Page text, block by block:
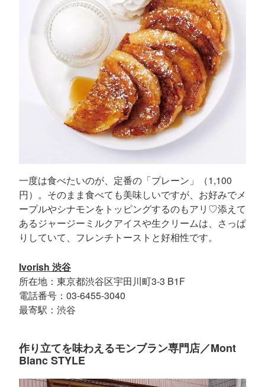
一度は食べたいのが、定番の「プレーン」（1,100
円）。そのまま食べても美味しいですが、お好みでメ
ープルやシナモンをトッピングするのもアリ♡添えて
あるジャージーミルクアイスや生クリームは、さっぱ
りしていて、フレンチトーストと好相性です。
Ivorish 渋谷
所在地：東京都渋谷区宇田川町3-3 B1F
電話番号：03-6455-3040
最寄駅：渋谷
作り立てを味わえるモンブラン専門店／Mont
Blanc STYLE